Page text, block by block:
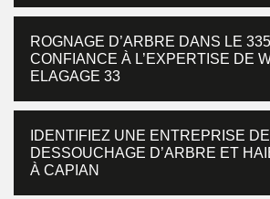
ROGNAGE D’ARBRE DANS LE
CONFIANCE À L’EXPERTISE DE
ELAGAGE 33
IDENTIFIEZ UNE ENTREPRISE DE
DESSOUCHAGE D’ARBRE ET
À CAPIAN